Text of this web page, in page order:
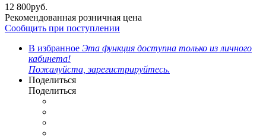
12 800руб.
Рекомендованная розничная цена
Сообщить при поступлении
В избранное Эта функция доступна только из личного
кабинета!
Пожалуйста, зарегистрируйтесь.
Поделиться
Поделиться